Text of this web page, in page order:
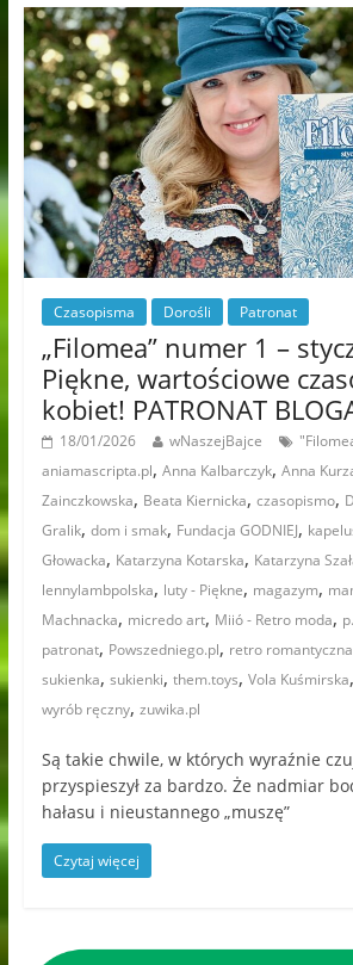
Czasopisma Dorośli Patronat
„Filomea” numer 1 –
Piękne, wartościowe
kobiet! PATRONAT
18/01/2026 wNaszejBajce
aniamascripta.pl, Anna Kalbarczyk, Anna
Zainczkowska, Beata Kiernicka, czasopismo,
Gralik, dom i smak, Fundacja GODNIEJ,
Głowacka, Katarzyna Kotarska, Katarzyna
lennylambpolska, luty - Piękne, magazym,
Machnacka, micredo art, Miió - Retro moda,
patronat, Powszedniego.pl, retro
sukienka, sukienki, them.toys, Vola Kuśmirska,
wyrób ręczny, zuwika.pl
Są takie chwile, w których wyraźnie
przyspieszył za bardzo. Że nadmiar
hałasu i nieustannego „muszę”
Czytaj więcej